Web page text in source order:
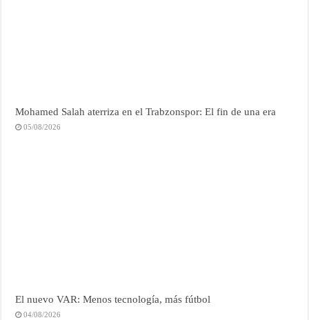
Mohamed Salah aterriza en el Trabzonspor: El fin de una era
05/08/2026
El nuevo VAR: Menos tecnología, más fútbol
04/08/2026